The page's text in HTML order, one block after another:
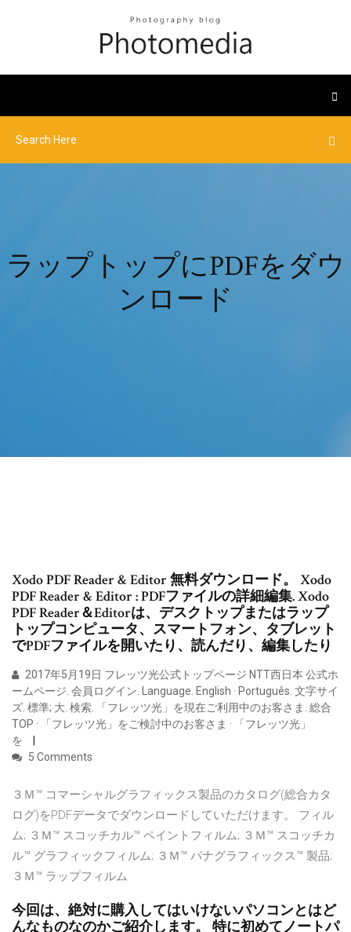
ラップトップにPDFをダウ
ンロード
Xodo PDF Reader & Editor 無料ダウンロード。 Xodo
PDF Reader & Editor : PDFファイルの詳細編集. Xodo
PDF Reader＆Editorは、デスクトップまたはラップ
トップコンピュータ、スマートフォン、タブレット
でPDFファイルを開いたり、読んだり、編集したり
2017年5月19日 フレッツ光公式トップページ NTT西日本 公式ホ
ームページ. 会員ログイン. Language. English · Português. 文字サイ
ズ. 標準; 大. 検索. 「フレッツ光」を現在ご利用中のお客さま. 総合
TOP · 「フレッツ光」をご検討中のお客さま · 「フレッツ光」
を
5 Comments
３Ｍ™ コマーシャルグラフィックス製品のカタログ(総合カタ
ログ)をPDFデータでダウンロードしていただけます。 フィル
ム; ３Ｍ™ スコッチカル™ ペイントフィルム; ３Ｍ™ スコッチカ
ル™ グラフィックフィルム; ３Ｍ™ パナグラフィックス™ 製品;
３Ｍ™ ラップフィルム
今回は、絶対に購入してはいけないパソコンとはど
んなものなのかご紹介します。 特に初めてノートパ